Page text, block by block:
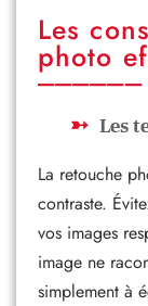
Les
photo
Les
La retouche
contraste.
vos images
image ne
simplement à